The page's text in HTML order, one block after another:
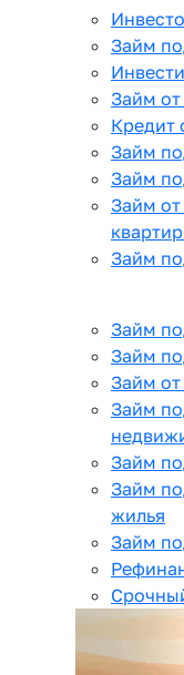
Займ
Займ
Кредит
Займ
Займ
Займ от
Займ
Займ
Займ
Займ от
Займ
Займ
Займ
жилья
Займ